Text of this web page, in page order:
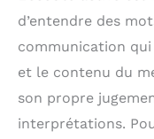
d’entendre des
communication
et le contenu du
son propre
interprétations.